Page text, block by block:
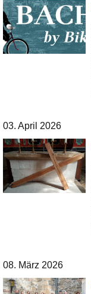
03. April 2026
08. März 2026